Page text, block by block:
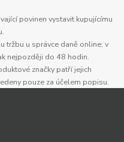
povinen vystavit kupujícímu
tržbu u správce daně online; v
nejpozději do 48 hodin.
značky patří jejich
pouze za účelem popisu.